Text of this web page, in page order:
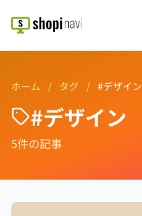
ホーム / タグ / #デザイン
#デザイン
5件の記事